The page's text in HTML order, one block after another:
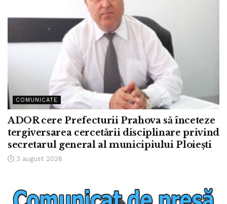
COMUNICATE
ADOR cere Prefecturii Prahova să înceteze
tergiversarea cercetării disciplinare privind
secretarul general al municipiului Ploiești
3 august 2026